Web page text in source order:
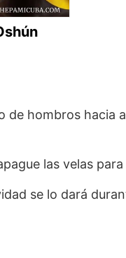
de hombros hacia
las velas
se lo dará